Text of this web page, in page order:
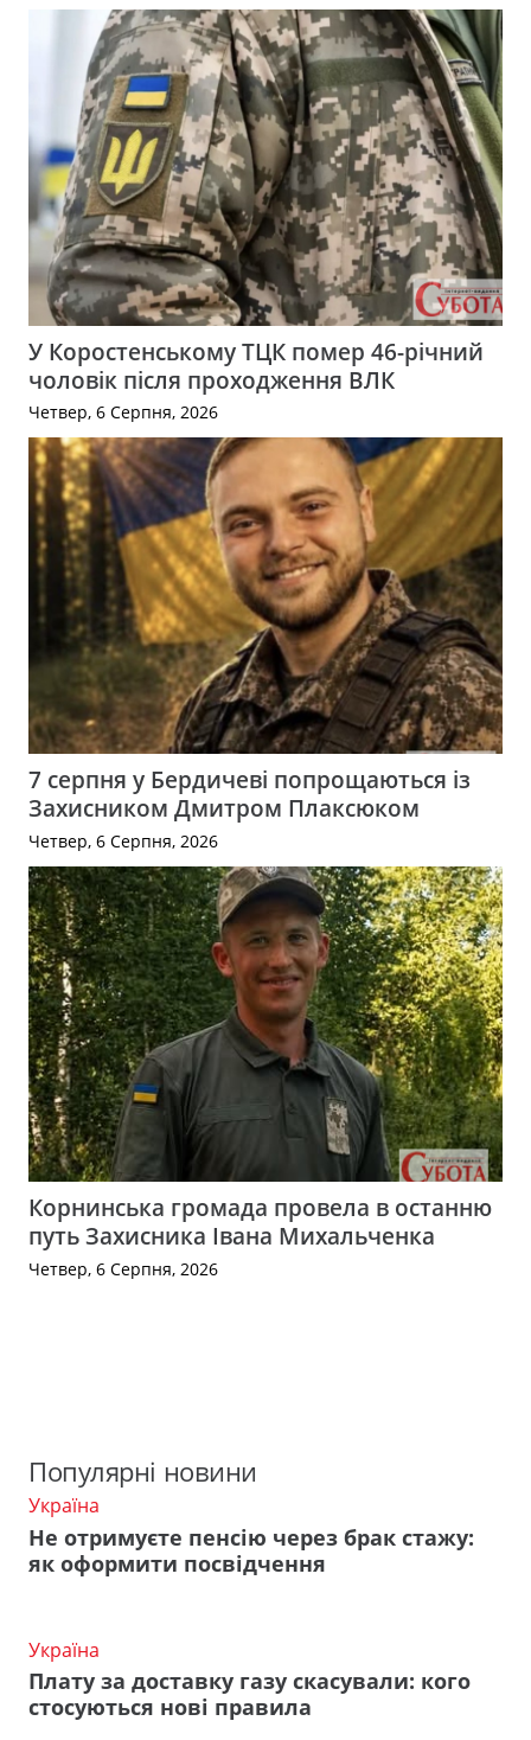
У Коростенському ТЦК помер 46-річний
чоловік після проходження ВЛК
Четвер, 6 Серпня, 2026
7 серпня у Бердичеві попрощаються із
Захисником Дмитром Плаксюком
Четвер, 6 Серпня, 2026
Корнинська громада провела в останню
путь Захисника Івана Михальченка
Четвер, 6 Серпня, 2026
Популярні новини
Україна
Не отримуєте пенсію через брак стажу:
як оформити посвідчення
Україна
Плату за доставку газу скасували: кого
стосуються нові правила